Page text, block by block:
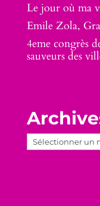
Le jour où ma
Emile Zola,
4eme congrès
sauveurs des
Archives